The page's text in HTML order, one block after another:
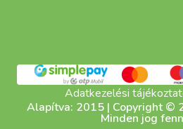
Adatkezelési
Alapítva: 2015 | Copyright ©
Minden jog